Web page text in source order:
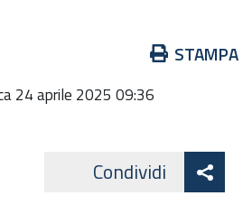
STAMPA
24 aprile 2025 09:36
Condividi